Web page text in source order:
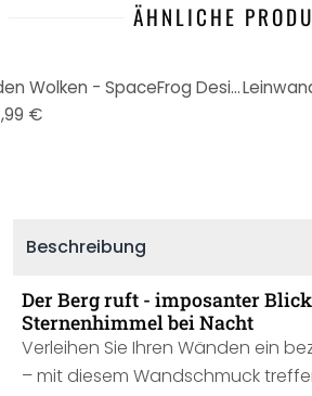
ÄHNLICHE
Leinwandbild Berggipfel über den Wolken - SpaceFrog Designs
€
Beschreibung
Der Berg ruft - imposanter
Sternenhimmel bei Nacht
Verleihen Sie Ihren Wänden ein
– mit diesem Wandschmuck